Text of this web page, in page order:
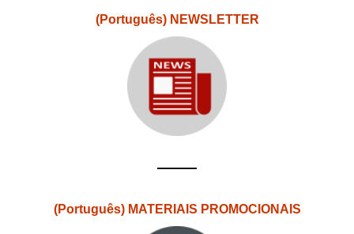
(Português) NEWSLETTER
(Português) MATERIAIS PROMOCIONAIS